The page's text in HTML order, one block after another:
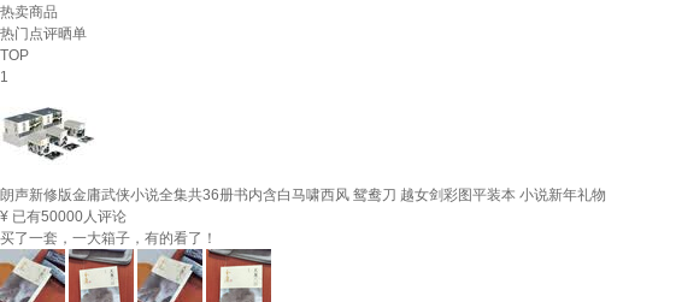
热卖商品
热门点评晒单
TOP
1
朗声新修版金庸武侠小说全集共36册书内含白马啸西风 鸳鸯刀 越女剑彩图平装本 小说新年礼物
¥ 已有50000人评论
买了一套，一大箱子，有的看了！